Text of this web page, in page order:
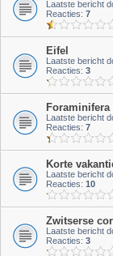
Laatste bericht
Reacties: 7
Eifel
Laatste bericht
Reacties: 3
Laatste bericht
Reacties: 7
Korte
Laatste bericht
Reacties: 10
Zwitserse
Laatste bericht
Reacties: 3